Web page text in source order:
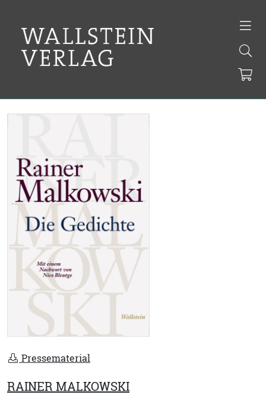
Pressematerial
RAINER MALKOWSKI